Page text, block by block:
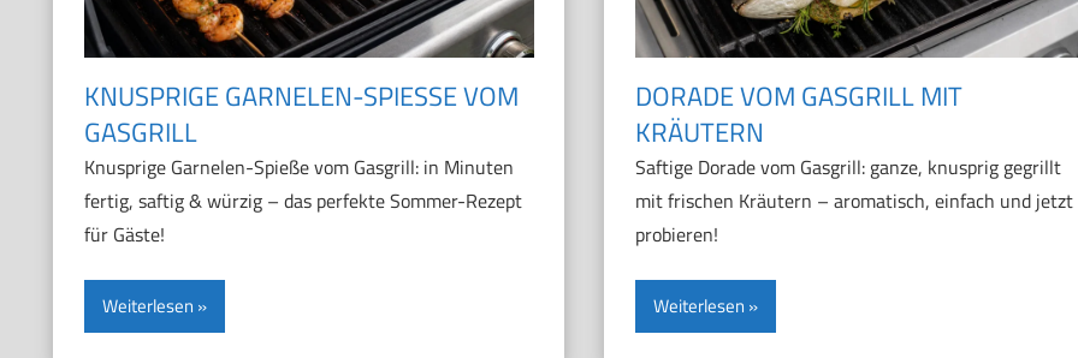
KNUSPRIGE GARNELEN-SPIESSE VOM G
ASGRILL
Knusprige Garnelen-Spieße vom Gasgrill: in Minuten
fertig, saftig & würzig – das perfekte Sommer-Rezept
für Gäste!
Weiterlesen
DORADE VOM GASGRILL MIT
KRÄUTERN
Saftige Dorade vom Gasgrill: ganze, knusprig gegrillt
mit frischen Kräutern – aromatisch, einfach und jetzt
probieren!
Weiterlesen